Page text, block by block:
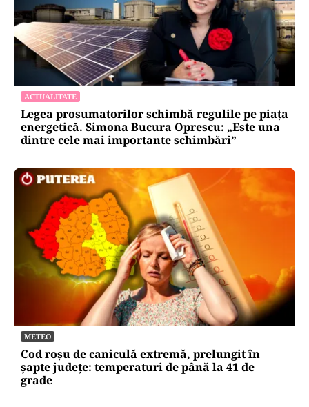
ACTUALITATE
Legea prosumatorilor schimbă regulile pe piața
energetică. Simona Bucura Oprescu: „Este una
dintre cele mai importante schimbări”
METEO
Cod roșu de caniculă extremă, prelungit în
șapte județe: temperaturi de până la 41 de
grade